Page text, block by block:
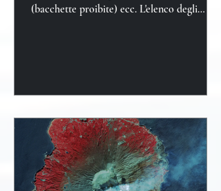
(bacchette proibite) ecc. L'elenco degli